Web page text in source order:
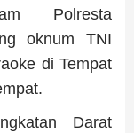
Polresta
oknum TNI
di Tempat
Darat